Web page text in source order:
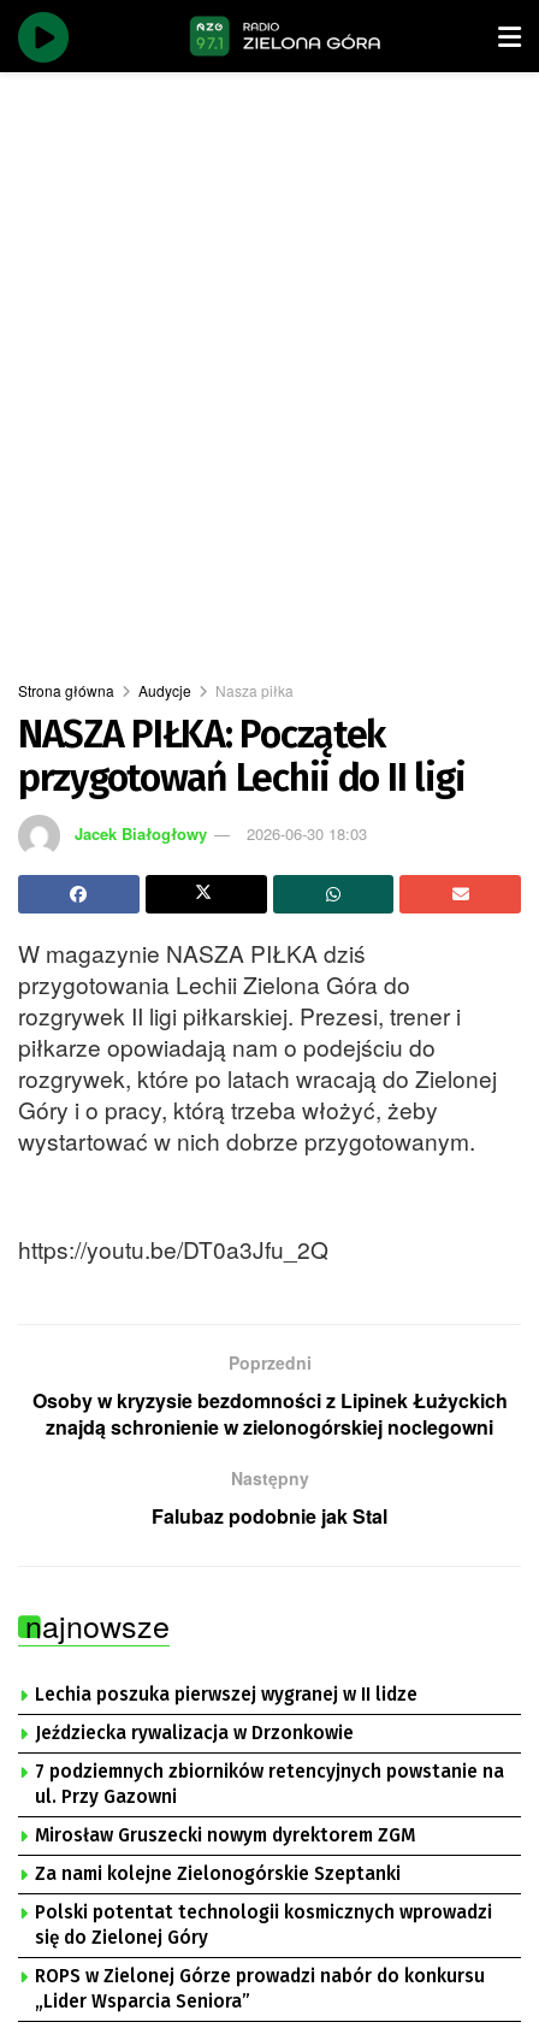
Strona główna Audycje Nasza piłka
NASZA PIŁKA: Początek
przygotowań Lechii do II ligi
Jacek Białogłowy 2026-06-30 18:03
W magazynie NASZA PIŁKA dziś
przygotowania Lechii Zielona Góra do
rozgrywek II ligi piłkarskiej. Prezesi, trener i
piłkarze opowiadają nam o podejściu do
rozgrywek, które po latach wracają do Zielonej
Góry i o pracy, którą trzeba włożyć, żeby
wystartować w nich dobrze przygotowanym.
https://youtu.be/DT0a3Jfu_2Q
Poprzedni
Osoby w kryzysie bezdomności z Lipinek Łużyckich
znajdą schronienie w zielonogórskiej noclegowni
Następny
Falubaz podobnie jak Stal
najnowsze
Lechia poszuka pierwszej wygranej w II lidze
Jeździecka rywalizacja w Drzonkowie
7 podziemnych zbiorników retencyjnych powstanie na
ul. Przy Gazowni
Mirosław Gruszecki nowym dyrektorem ZGM
Za nami kolejne Zielonogórskie Szeptanki
Polski potentat technologii kosmicznych wprowadzi
się do Zielonej Góry
ROPS w Zielonej Górze prowadzi nabór do konkursu
„Lider Wsparcia Seniora”